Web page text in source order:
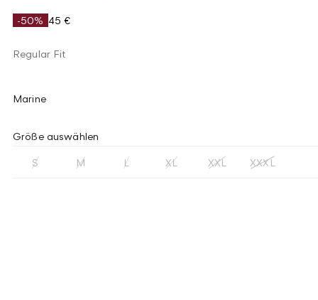
-50% 45 €
Regular Fit
Marine
Größe auswählen
S M L XL XXL XXXL